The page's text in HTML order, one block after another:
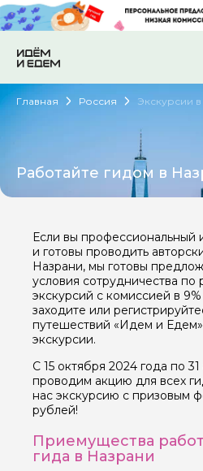
Главная Россия Экскурсии
Работайте гидом в
Если вы профессиональный
и готовы проводить
Назрани, мы готовы
условия сотрудничества
экскурсий с комиссией в
заходите или
путешествий «Идем и
экскурсии.
С 15 октября 2024 года по
проводим акцию для всех
нас экскурсию с призовым
рублей!
Приемущества
гида в Назрани